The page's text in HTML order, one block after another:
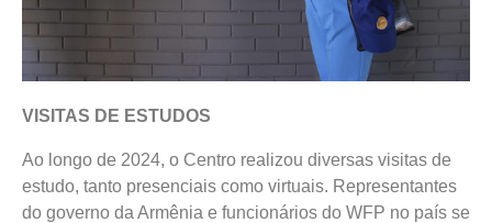
VISITAS DE ESTUDOS
Ao longo de 2024, o Centro realizou diversas visitas de
estudo, tanto presenciais como virtuais. Representantes
do governo da Armênia e funcionários do WFP no país se